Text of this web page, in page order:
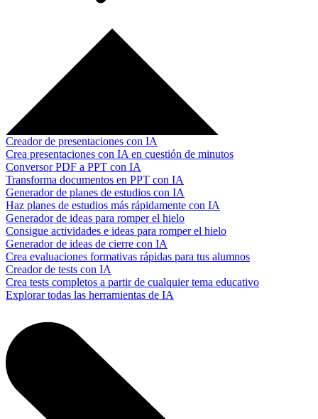
Creador de presentaciones con IA
Crea presentaciones con IA en cuestión de minutos
Conversor PDF a PPT con IA
Transforma documentos en PPT con IA
Generador de planes de estudios con IA
Haz planes de estudios más rápidamente con IA
Generador de ideas para romper el hielo
Consigue actividades e ideas para romper el hielo
Generador de ideas de cierre con IA
Crea evaluaciones formativas rápidas para tus alumnos
Creador de tests con IA
Crea tests completos a partir de cualquier tema educativo
Explorar todas las herramientas de IA